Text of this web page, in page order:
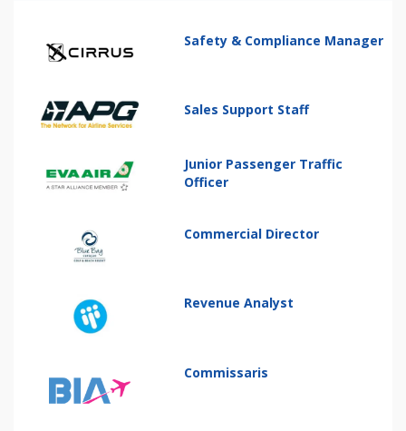
Safety & Compliance Manager
Sales Support Staff
Junior Passenger Traffic
Officer
Commercial Director
Revenue Analyst
Commissaris